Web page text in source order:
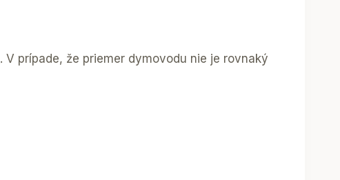
. V prípade, že priemer dymovodu nie je rovnaký